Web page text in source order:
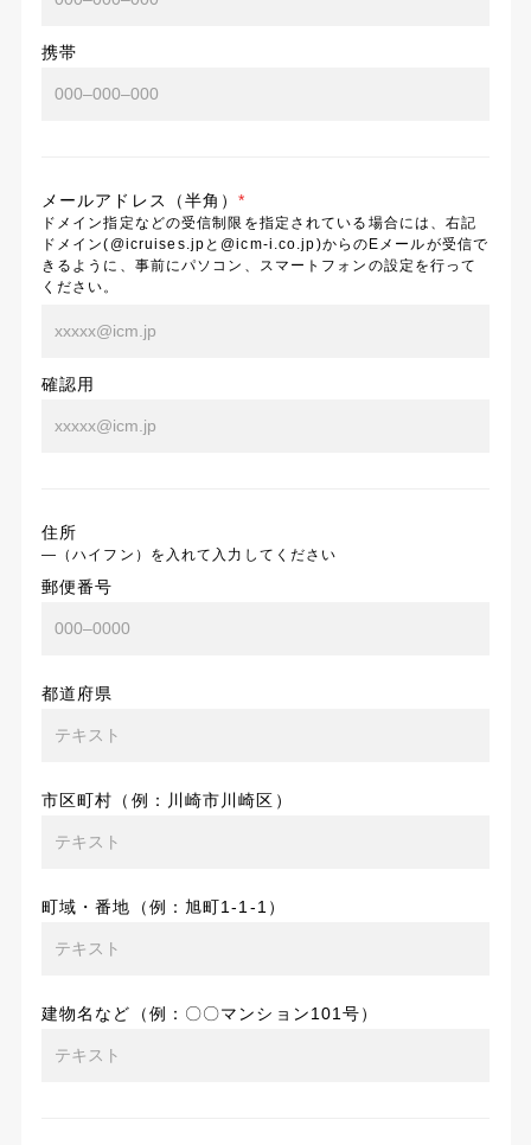
携帯
メールアドレス（半角）*
ドメイン指定などの受信制限を指定されている場合には、右記
ドメイン(@icruises.jpと@icm-i.co.jp)からのEメールが受信で
きるように、事前にパソコン、スマートフォンの設定を行って
ください。
確認用
住所
―（ハイフン）を入れて入力してください
郵便番号
都道府県
市区町村（例：川崎市川崎区）
町域・番地（例：旭町1-1-1）
建物名など（例：〇〇マンション101号）